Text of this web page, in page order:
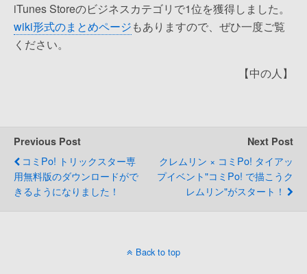
iTunes Storeのビジネスカテゴリで1位を獲得しました。
wiki形式のまとめページもありますので、ぜひ一度ご覧
ください。
【中の人】
Previous Post
コミPo! トリックスター専
用無料版のダウンロードがで
きるようになりました！
Next Post
クレムリン × コミPo! タイアッ
プイベント"コミPo! で描こうク
レムリン"がスタート！
Back to top